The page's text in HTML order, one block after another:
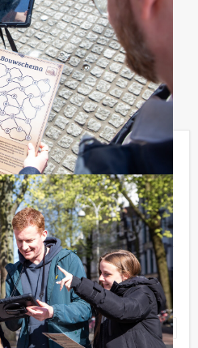
in Breda
p.p. excl. BTW
‐ 3 uur
lunch én een spannende
VR-Moordlunch van Breda
wordt uw gezelschap
Favoriet